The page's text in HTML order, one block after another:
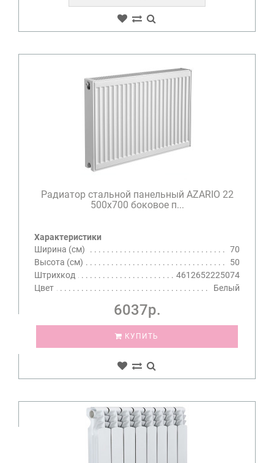
Радиатор стальной панельный AZARIO 22
500х700 боковое п...
Характеристики
Ширина (см)
70
Высота (см)
50
Штрихкод
4612652225074
Цвет
Белый
6037р.
КУПИТЬ